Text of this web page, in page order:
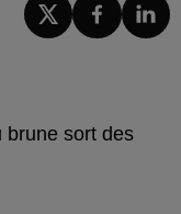
brune sort des